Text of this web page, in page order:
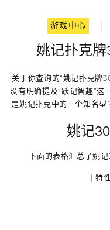
游戏中心
姚记扑克
关于你查询的“姚记扑克牌
没有明确提及“跃记智趣”这
是姚记扑克中的一个知名
姚记
下面的表格汇总了姚
| 特